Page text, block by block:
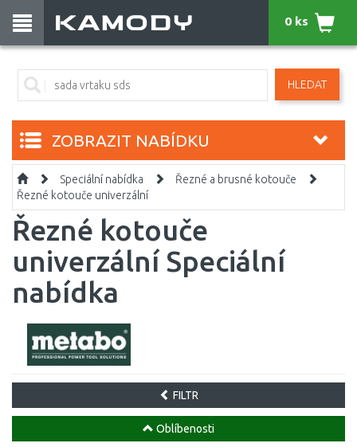
HLEDAT
0 ks
ZOBRAZIT NABÍDKU
Speciální nabídka
Řezné a brusné kotouče
Řezné kotouče univerzální
Řezné kotouče
univerzální Speciální
nabídka
FILTR
Oblíbenosti